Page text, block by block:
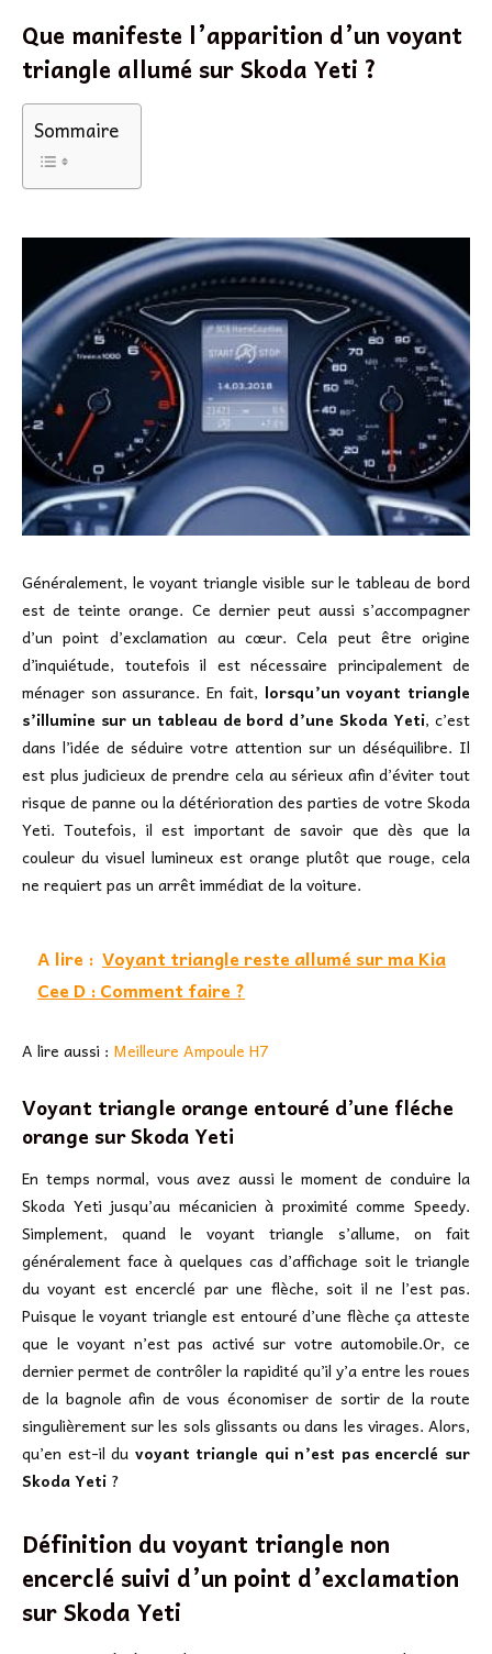
Que manifeste l’apparition d’un voyant
triangle allumé sur Skoda Yeti ?
Sommaire
Généralement, le voyant triangle visible sur le tableau de bord
est de teinte orange. Ce dernier peut aussi s’accompagner
d’un point d’exclamation au cœur. Cela peut être origine
d’inquiétude, toutefois il est nécessaire principalement de
ménager son assurance. En fait, lorsqu’un voyant triangle
s’illumine sur un tableau de bord d’une Skoda Yeti, c’est
dans l’idée de séduire votre attention sur un déséquilibre. Il
est plus judicieux de prendre cela au sérieux afin d’éviter tout
risque de panne ou la détérioration des parties de votre Skoda
Yeti. Toutefois, il est important de savoir que dès que la
couleur du visuel lumineux est orange plutôt que rouge, cela
ne requiert pas un arrêt immédiat de la voiture.
A lire : Voyant triangle reste allumé sur ma Kia
Cee D : Comment faire ?
A lire aussi : Meilleure Ampoule H7
Voyant triangle orange entouré d’une fléche
orange sur Skoda Yeti
En temps normal, vous avez aussi le moment de conduire la
Skoda Yeti jusqu’au mécanicien à proximité comme Speedy.
Simplement, quand le voyant triangle s’allume, on fait
généralement face à quelques cas d’affichage soit le triangle
du voyant est encerclé par une flèche, soit il ne l’est pas.
Puisque le voyant triangle est entouré d’une flèche ça atteste
que le voyant n’est pas activé sur votre automobile.Or, ce
dernier permet de contrôler la rapidité qu’il y’a entre les roues
de la bagnole afin de vous économiser de sortir de la route
singulièrement sur les sols glissants ou dans les virages. Alors,
qu’en est-il du voyant triangle qui n’est pas encerclé sur
Skoda Yeti ?
Définition du voyant triangle non
encerclé suivi d’un point d’exclamation
surSkoda Yeti